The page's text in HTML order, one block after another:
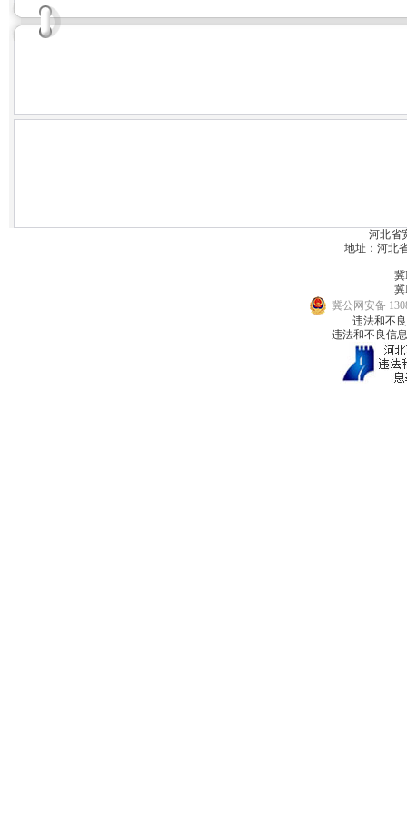
河北省
地址：河北
冀
冀
冀公网安备
违法和不
违法和不良信